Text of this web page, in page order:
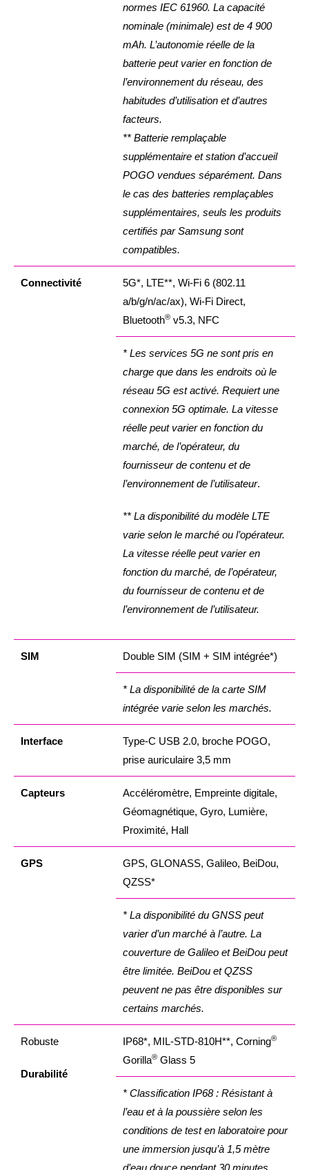
normes IEC 61960. La capacité
nominale (minimale) est de 4 900
mAh. L’autonomie réelle de la
batterie peut varier en fonction de
l’environnement du réseau, des
habitudes d’utilisation et d’autres
facteurs.
** Batterie remplaçable
supplémentaire et station d’accueil
POGO vendues séparément. Dans
le cas des batteries remplaçables
supplémentaires, seuls les produits
certifiés par Samsung sont
compatibles.
Connectivité
5G*, LTE**, Wi-Fi 6 (802.11
a/b/g/n/ac/ax), Wi-Fi Direct,
Bluetooth® v5.3, NFC
* Les services 5G ne sont pris en
charge que dans les endroits où le
réseau 5G est activé. Requiert une
connexion 5G optimale. La vitesse
réelle peut varier en fonction du
marché, de l’opérateur, du
fournisseur de contenu et de
l’environnement de l’utilisateur.
** La disponibilité du modèle LTE
varie selon le marché ou l’opérateur.
La vitesse réelle peut varier en
fonction du marché, de l’opérateur,
du fournisseur de contenu et de
l’environnement de l’utilisateur.
SIM Double SIM (SIM + SIM intégrée*)
* La disponibilité de la carte SIM
intégrée varie selon les marchés.
Interface
Type-C USB 2.0, broche POGO,
prise auriculaire 3,5 mm
Capteurs
Accéléromètre, Empreinte digitale,
Géomagnétique, Gyro, Lumière,
Proximité, Hall
GPS
GPS, GLONASS, Galileo, BeiDou,
QZSS*
* La disponibilité du GNSS peut
varier d’un marché à l’autre. La
couverture de Galileo et BeiDou peut
être limitée. BeiDou et QZSS
peuvent ne pas être disponibles sur
certains marchés.
Robuste
Durabilité
IP68*, MIL-STD-810H**, Corning®
Gorilla® Glass 5
* Classification IP68 : Résistant à
l’eau et à la poussière selon les
conditions de test en laboratoire pour
une immersion jusqu’à 1,5 mètre
d’eau douce pendant 30 minutes.